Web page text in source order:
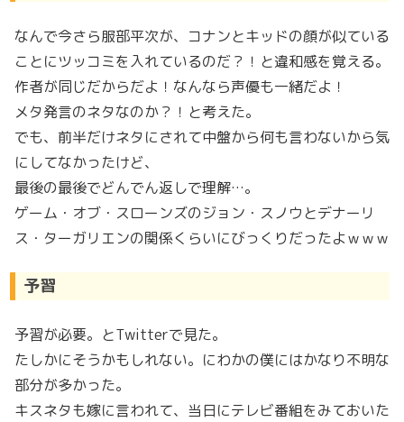
なんで今さら服部平次が、コナンとキッドの顔が似ている
ことにツッコミを入れているのだ？！と違和感を覚える。
作者が同じだからだよ！なんなら声優も一緒だよ！
メタ発言のネタなのか？！と考えた。
でも、前半だけネタにされて中盤から何も言わないから気
にしてなかったけど、
最後の最後でどんでん返しで理解…。
ゲーム・オブ・スローンズのジョン・スノウとデナーリ
ス・ターガリエンの関係くらいにびっくりだったよｗｗｗ
予習
予習が必要。とTwitterで見た。
たしかにそうかもしれない。にわかの僕にはかなり不明な
部分が多かった。
キスネタも嫁に言われて、当日にテレビ番組をみておいた